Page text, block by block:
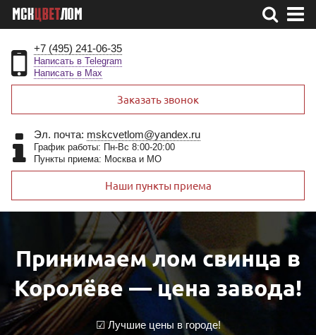
+7 (495) 241-06-35
Написать в Telegram
Написать в Max
Заказать звонок
Эл. почта: mskcvetlom@yandex.ru
График работы: Пн-Вс 8:00-20:00
Пункты приема: Москва и МО
Наши пункты приема
Принимаем лом свинца в
Королёве — цена завода!
☑ Лучшие цены в городе!